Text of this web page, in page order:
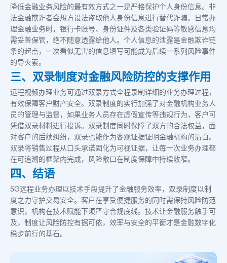
降低金融业务风险的最有效方式之一是严格保护个人身份信息。非
法金融欺诈者会想方设法盗取他人身份信息进行替代诈骗。日常办
理金融业务时，银行卡账号、身份证件及各类验证码等敏感信息均
需妥善保管，绝不随意透露给他人。个人信息的泄露是金融欺诈链
条的起点，一次看似无害的信息填写可能成为后续一系列风险事件
的导火索。
三、双录制度对金融风险防控的支撑作用
远程视频办理业务可通过双录方式全程录制详细的业务办理过程，
有效保障客户财产安全。双录制度的实行加强了对金融机构业务人
员的管理与监督，如果业务人员存在虚假宣传等违规行为，客户可
凭借双录材料进行投诉。双录制度同时保障了双方的合法权益，面
对客户的后续纠纷，双录也能作为客观证据证明金融机构的清白。
双录将销售过程从口头承诺固化为可视证据，让每一次业务办理都
在可追溯的框架内完成，风险敞口在制度保障中持续收窄。
四、结语
5G远程业务办理以技术手段提升了金融服务效率，双录制度以制
度之力守护交易安全。客户在享受便捷服务的同时需保持风险防范
意识，机构在技术赋能下须严守合规底线。技术让金融服务触手可
及，制度让风险防控有据可依，效率与安全的平衡才是金融数字化
稳步前行的基石。